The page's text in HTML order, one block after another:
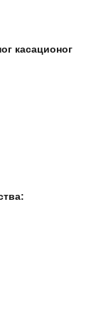
касационог